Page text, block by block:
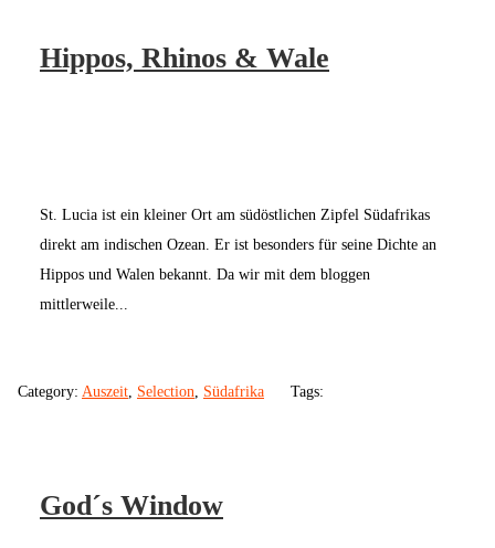
Hippos, Rhinos & Wale
St. Lucia ist ein kleiner Ort am südöstlichen Zipfel Südafrikas
direkt am indischen Ozean. Er ist besonders für seine Dichte an
Hippos und Walen bekannt. Da wir mit dem bloggen
mittlerweile...
Category: Auszeit, Selection, Südafrika Tags:
God´s Window